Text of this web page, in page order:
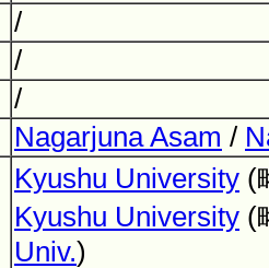
/
/
/
Nagarjuna Asam /
Kyushu University (
Kyushu University (
Univ.)